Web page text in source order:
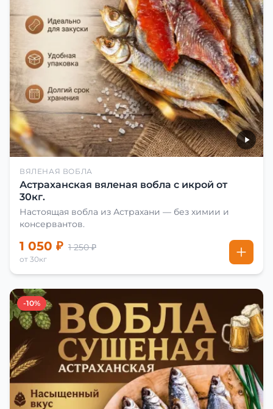
ВЯЛЕНАЯ ВОБЛА
Астраханская вяленая вобла с икрой от
30кг.
Настоящая вобла из Астрахани — без химии и
консервантов.
1 050 ₽ 1 250 ₽
от 30кг
-10%